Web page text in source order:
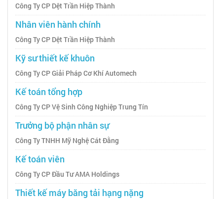
Công Ty CP Dệt Trần Hiệp Thành
Nhân viên hành chính
Công Ty CP Dệt Trần Hiệp Thành
Kỹ sư thiết kế khuôn
Công Ty CP Giải Pháp Cơ Khí Automech
Kế toán tổng hợp
Công Ty CP Vệ Sinh Công Nghiệp Trung Tín
Trưởng bộ phận nhân sự
Công Ty TNHH Mỹ Nghệ Cát Đằng
Kế toán viên
Công Ty CP Đầu Tư AMA Holdings
Thiết kế máy băng tải hạng nặng